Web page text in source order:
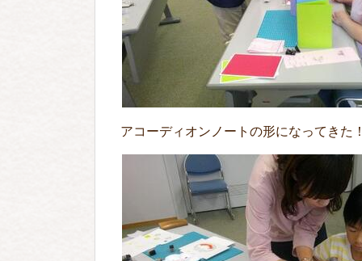
アコーディオンノートの形になってきた